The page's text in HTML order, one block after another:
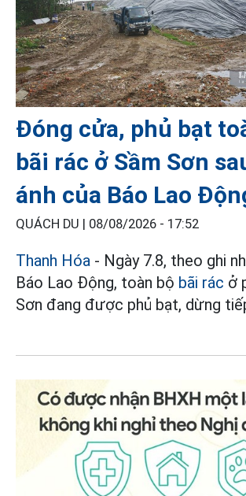
Đóng cửa, phủ bạt
bãi rác ở Sầm Sơn
ánh của Báo Lao
QUÁCH DU | 08/08/2026 - 17:52
Thanh Hóa - Ngày 7.8, theo ghi
Báo Lao Động, toàn bộ bãi rác ở
Sơn đang được phủ bạt, dừng